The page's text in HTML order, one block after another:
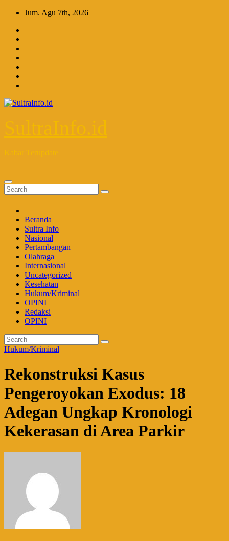
Skip
content
Jum. Agu 7th, 2026
SultraInfo.id
Kabar Terupdate
Beranda
Sultra Info
Nasional
Pertambangan
Olahraga
Internasional
Uncategorized
Kesehatan
Hukum/Kriminal
OPINI
Redaksi
OPINI
Hukum/Kriminal
Rekonstruksi Kasus
Pengeroyokan Exodus: 18
Adegan Ungkap Kronologi
Kekerasan di Area Parkir